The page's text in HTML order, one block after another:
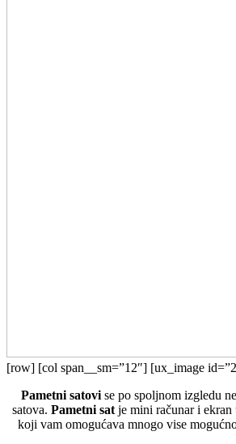
[row] [col span__sm=”12″] [ux_image
Pametni satovise po spoljnom izgledu
satova. Pametni sat je mini računar i ekran
koji vam omogućava mnogo vise